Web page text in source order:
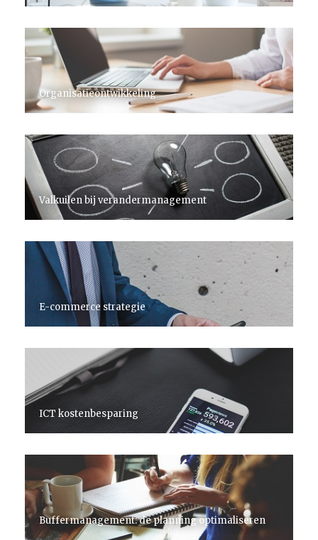
Organisatieontwikkeling
Valkuilen bij verandermanagement
E-commerce strategie
ICT kostenbesparing
Buffermanagement: de planning optimaliseren